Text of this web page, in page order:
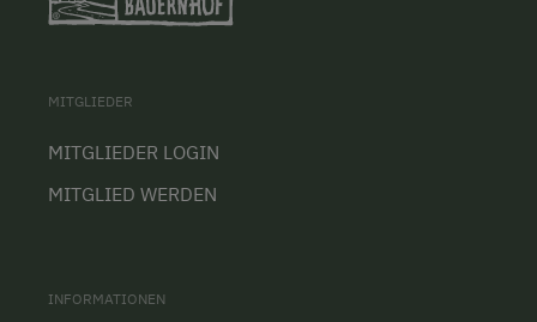
MITGLIEDER
MITGLIEDER LOGIN
MITGLIED WERDEN
INFORMATIONEN